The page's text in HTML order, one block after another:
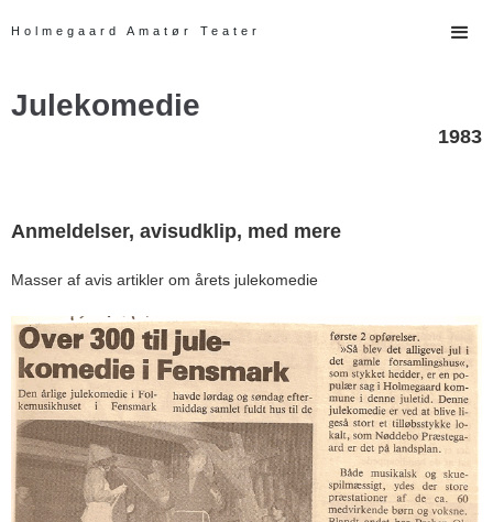
Holmegaard Amatør Teater
Julekomedie
1983
Anmeldelser, avisudklip, med mere
Masser af avis artikler om årets julekomedie